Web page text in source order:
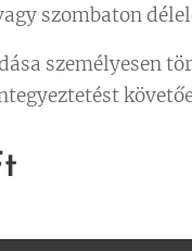
szombaton
személyesen